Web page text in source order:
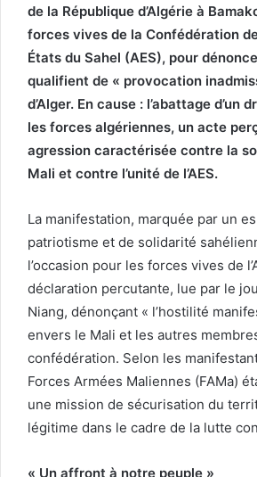
de la République d’Algérie à
forces vives de la Confédération
États du Sahel (AES), pour
qualifient de « provocation
d’Alger. En cause : l’abattage d’un
les forces algériennes, un acte
agression caractérisée contre la
Mali et contre l’unité de l’AES.
La manifestation, marquée par un
patriotisme et de solidarité
l’occasion pour les forces vives de
déclaration percutante, lue par le
Niang, dénonçant « l’hostilité
envers le Mali et les autres
confédération. Selon les
Forces Armées Maliennes (FAMa)
une mission de sécurisation du
légitime dans le cadre de la lutte
« Un affront à notre peuple »